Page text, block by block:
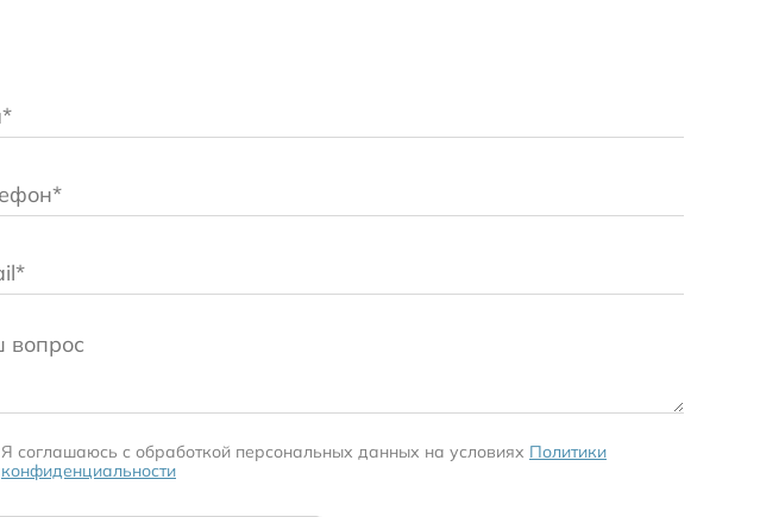
Я соглашаюсь c обработкой персональных данных на условиях Политики
конфиденциальности